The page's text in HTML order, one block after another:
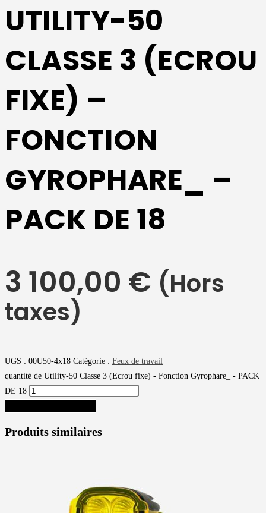
UTILITY-50
CLASSE 3 (ECROU
FIXE) –
FONCTION
GYROPHARE_ –
PACK DE 18
3 100,00 € (Hors
taxes)
UGS : 00U50-4x18 Catégorie : Feux de travail
quantité de Utility-50 Classe 3 (Ecrou fixe) - Fonction Gyrophare_ - PACK
DE 18
Produits similaires